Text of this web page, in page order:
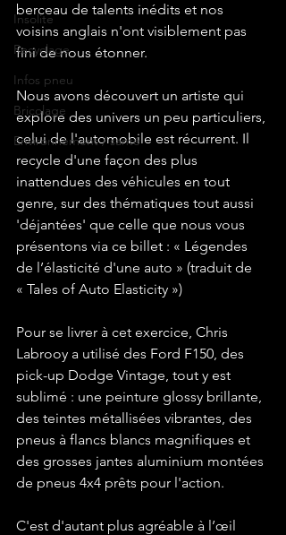
Insolite
Recyclage
Infos pneu
Bricolage
Environnement / santé
berceau de talents inédits et nos
voisins anglais n'ont visiblement pas
fini de nous étonner.
Nous avons découvert un artiste qui
explore des univers un peu particuliers,
celui de l'automobile est récurrent. Il
recycle d'une façon des plus
inattendues des véhicules en tout
genre, sur des thématiques tout aussi
'déjantées' que celle que nous vous
présentons via ce billet : « Légendes
de l’élasticité d'une auto » (traduit de
« Tales of Auto Elasticity »)
Pour se livrer à cet exercice, Chris
Labrooy a utilisé des Ford F150, des
pick-up Dodge Vintage, tout y est
sublimé : une peinture glossy brillante,
des teintes métallisées vibrantes, des
pneus à flancs blancs magnifiques et
des grosses jantes aluminium montées
de pneus 4x4 prêts pour l'action.
C'est d'autant plus agréable à l’œil